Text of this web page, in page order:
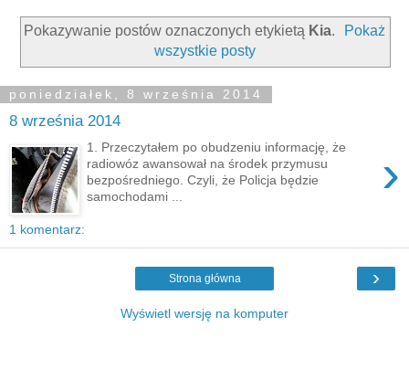
Pokazywanie postów oznaczonych etykietą Kia.
Pokaż
wszystkie posty
poniedziałek, 8 września 2014
8 września 2014
›
1. Przeczytałem po obudzeniu informację, że
radiowóz awansował na środek przymusu
bezpośredniego. Czyli, że Policja będzie
samochodami ...
1 komentarz:
›
Strona główna
Wyświetl wersję na komputer